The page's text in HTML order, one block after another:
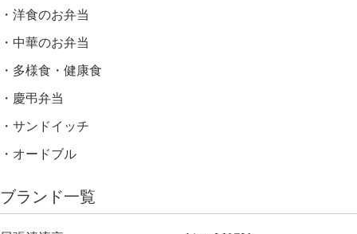
洋食のお弁当
中華のお弁当
多様食・健康食
慶弔弁当
サンドイッチ
オードブル
ブランド一覧